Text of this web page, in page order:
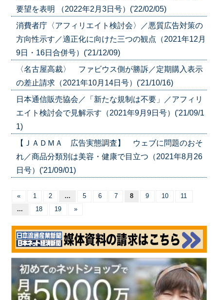
要望を表明 （2022年2月3日号）('22/02/05)
消費者庁〈アフィリエイト検討会〉／悪質広告対策の
方向性示す／適正化に向けた三つの観点（2021年12月
9日・16日合併号）('21/12/09)
〈名古屋高裁〉 ファビウス側が勝訴／定期購入表示
の差止請求（2021年10月14日号）('21/10/16)
日本通信販売協会／「新たな規制は不要」／アフィリ
エイト検討会で見解示す（2021年9月9日号）('21/09/1
1)
【ＪＡＤＭＡ 広告実態調査】 ウェブに問題のおそ
れ／商品分類別は美容・健康で目立つ（2021年8月26
日号）('21/09/01)
« 1 2 ... 5 6 7 8 9 10
11
...
18 19 »